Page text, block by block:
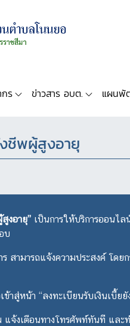
ร ข่าวสาร อบต. แผนพั
ชีพผู้สูงอายุ
งอายุ” เป็นการให้บริการออนไ
บ
ร สามารถแจ้งความประสงค์ โ
าสู่หน้า “ลงทะเบียนรับเงินเบี้
แจ้งเตือนทางโทรศัพท์ทันที แล